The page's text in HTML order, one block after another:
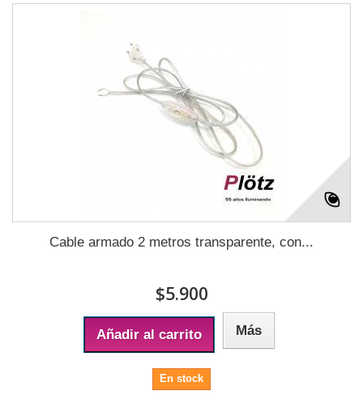
Cable armado 2 metros transparente, con...
$5.900
Añadir al carrito Más
En stock